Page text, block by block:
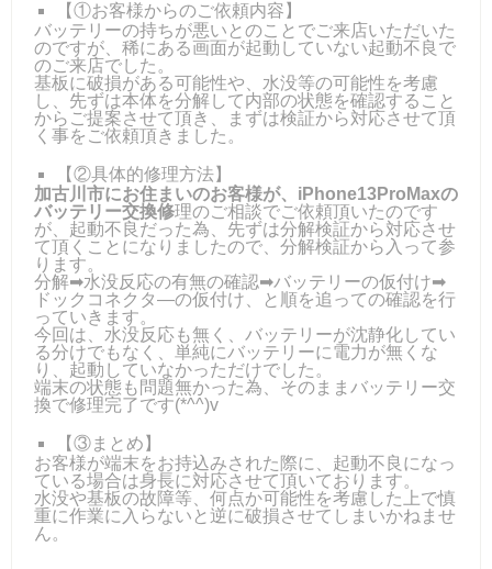
【①お客様からのご依頼内容】
バッテリーの持ちが悪いとのことでご来店いただいた
のですが、稀にある画面が起動していない起動不良で
のご来店でした。
基板に破損がある可能性や、水没等の可能性を考慮
し、先ずは本体を分解して内部の状態を確認すること
からご提案させて頂き、まずは検証から対応させて頂
く事をご依頼頂きました。
【②具体的修理方法】
加古川市にお住まいのお客様が、iPhone13ProMaxの
バッテリー交換修理のご相談でご依頼頂いたのです
が、起動不良だった為、先ずは分解検証から対応させ
て頂くことになりましたので、分解検証から入って参
ります。
分解➡水没反応の有無の確認➡バッテリーの仮付け➡
ドックコネクタ―の仮付け、と順を追っての確認を行
っていきます。
今回は、水没反応も無く、バッテリーが沈静化してい
る分けでもなく、単純にバッテリーに電力が無くな
り、起動していなかっただけでした。
端末の状態も問題無かった為、そのままバッテリー交
換で修理完了です(*^^)v
【③まとめ】
お客様が端末をお持込みされた際に、起動不良になっ
ている場合は身長に対応させて頂いております。
水没や基板の故障等、何点か可能性を考慮した上で慎
重に作業に入らないと逆に破損させてしまいかねませ
ん。